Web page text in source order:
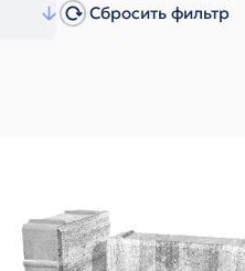
Сбросить фильтр